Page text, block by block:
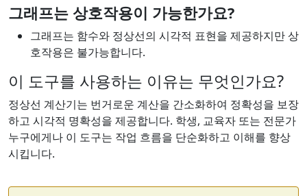
그래프는 상호작용이 가능한가요?
그래프는 함수와 정상선의 시각적 표현을 제공하지만 상
호작용은 불가능합니다.
이 도구를 사용하는 이유는 무엇인가요?
정상선 계산기는 번거로운 계산을 간소화하여 정확성을 보장
하고 시각적 명확성을 제공합니다. 학생, 교육자 또는 전문가
누구에게나 이 도구는 작업 흐름을 단순화하고 이해를 향상
시킵니다.